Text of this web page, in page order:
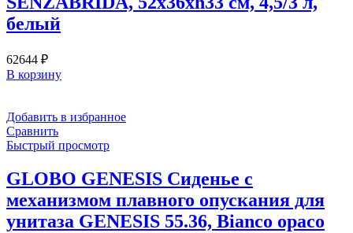
белый
62644 ₽
В корзину
Добавить в избранное
Сравнить
Быстрый просмотр
GLOBO GENESIS Сиденье с
механизмом плавного опускания для
унитаза GENESIS 55.36, Bianco opaco